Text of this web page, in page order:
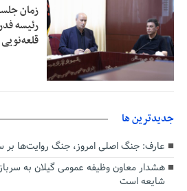
زمان
رئیسه
جديدترين ها
عارف: جنگ اصلی امروز، جنگ روایت‌ها
هشدار معاون وظیفه عمومی گیلان به
شایعه است